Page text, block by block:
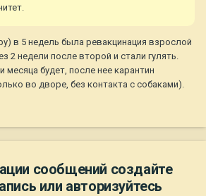
в 5 недель была ревакцинация взрослой
2 недели после второй и стали гулять.
месяца будет, после нее карантин
во дворе, без контакта с собаками).
сообщений создайте
или авторизуйтесь